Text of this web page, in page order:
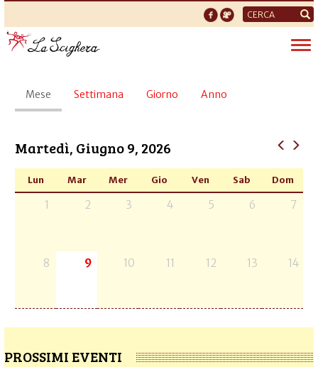
Form
di
ricerca
Schede
primarie
Mese (scheda
attiva)
Settimana Giorno Anno
Martedì, Giugno 9, 2026
Lun Mar Mer Gio Ven Sab Dom
1 2 3 4 5 6 7
8 9 10 11 12 13 14
PROSSIMI EVENTI